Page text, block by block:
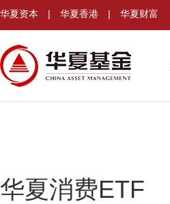
华夏资本 | 华夏香港 | 华夏财富
华夏消费ETF